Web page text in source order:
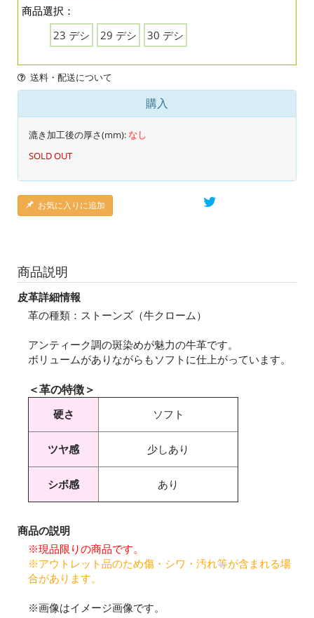
商品選択：
23 デシ
29 デシ 30 デシ
送料・配送について
購入
漉き加工後の厚さ(mm):なし
SOLD OUT
お気に入りに追加
商品説明
皮革詳細情報
革の種類：ストーンズ（牛クローム）
アンティーク調の斑染めが魅力の牛革です。
ボリュームがありながらもソフトに仕上がっています。
＜革の特徴＞
硬さ ソフト
ツヤ感 少しあり
シボ感 あり
商品の説明
※現品限りの商品です。
※アウトレット品のため傷・シワ・汚れ等が含まれる場
合があります。
※画像はイメージ画像です。